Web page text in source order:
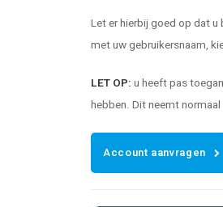
Let er hierbij goed op dat
met uw gebruikersnaam,
LET OP: u heeft pas
hebben. Dit neemt
Account aanvragen